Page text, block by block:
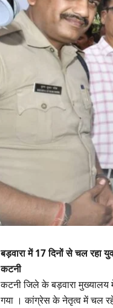
बड़वारा में 17 दिनों से चल रहा
कटनी
कटनी जिले के बड़वारा मुख्यालय
गया । कांग्रेस के नेतृत्व में चल रहे